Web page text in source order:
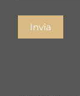
Invia